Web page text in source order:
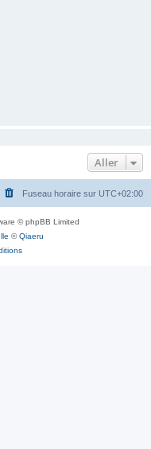
Aller
Fuseau horaire sur UTC+02:00
© phpBB Limited
©Qiaeru